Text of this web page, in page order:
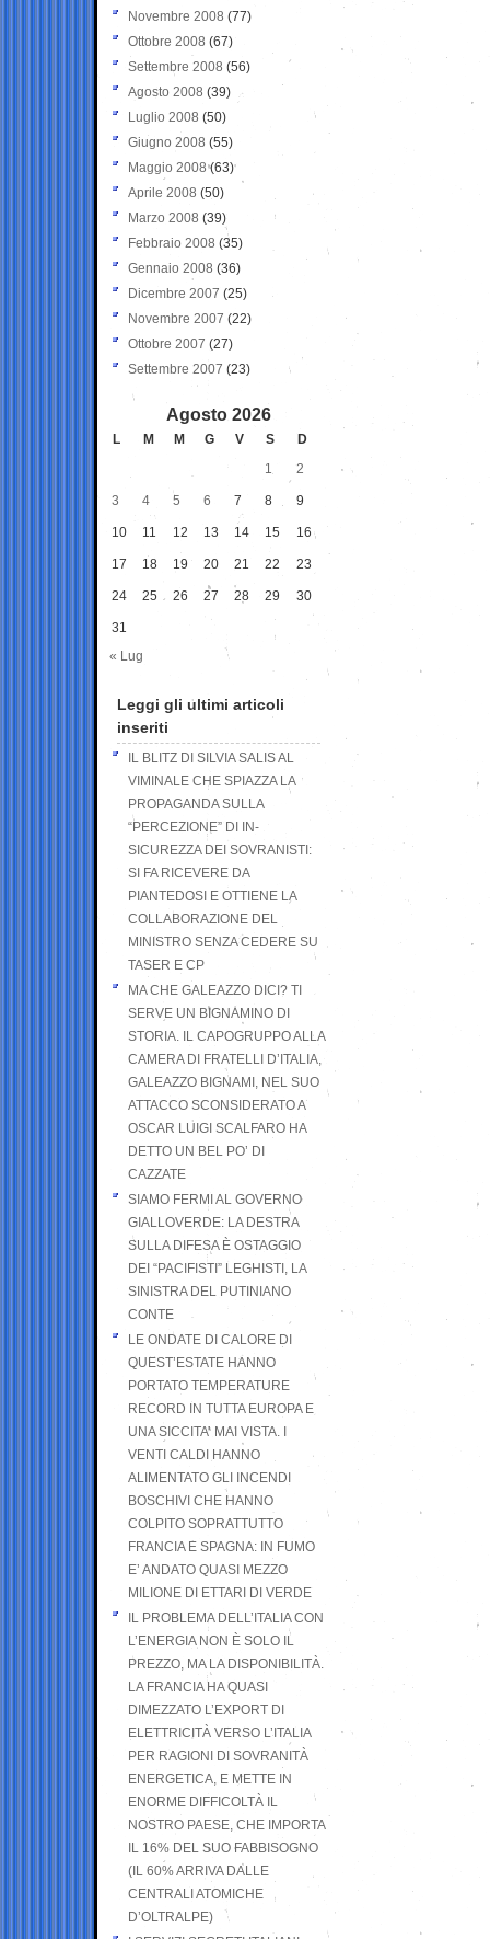
Novembre 2008 (77)
Ottobre 2008 (67)
Settembre 2008 (56)
Agosto 2008 (39)
Luglio 2008 (50)
Giugno 2008 (55)
Maggio 2008(63)
Aprile 2008 (50)
Marzo 2008 (39)
Febbraio 2008 (35)
Gennaio 2008 (36)
Dicembre 2007 (25)
Novembre 2007 (22)
Ottobre 2007 (27)
Settembre 2007 (23)
Agosto 2026
L M M G V S
D
1
2
3 4 5 6 7 8 9
10 11 12 13 14 15 16
17 18 19 20 21 22 23
24 25 26 27 28 29 30
31
« Lug
Leggi gli ultimi articoli
inseriti
IL BLITZ DI SILVIA SALIS AL
VIMINALE CHE SPIAZZA LA
PROPAGANDA SULLA
“PERCEZIONE” DI IN-
SICUREZZA DEI SOVRANISTI:
SI FA RICEVERE DA
PIANTEDOSI E OTTIENE LA
COLLABORAZIONE DEL
MINISTRO SENZA CEDERE SU
TASER E CP
MA CHE GALEAZZO DICI? TI
SERVE UN BIGNAMINO DI
STORIA. IL CAPOGRUPPO ALLA
CAMERA DI FRATELLI D’ITALIA,
GALEAZZO BIGNAMI, NEL SUO
ATTACCO SCONSIDERATO A
OSCAR LUIGI SCALFARO HA
DETTO UN BEL PO’ DI
CAZZATE
SIAMO FERMI AL GOVERNO
GIALLOVERDE: LA DESTRA
SULLA DIFESA È OSTAGGIO
DEI “PACIFISTI” LEGHISTI, LA
SINISTRA DEL PUTINIANO
CONTE
LE ONDATE DI CALORE DI
QUEST’ESTATE HANNO
PORTATO TEMPERATURE
RECORD IN TUTTA EUROPA E
UNA SICCITA’ MAI VISTA. I
VENTI CALDI HANNO
ALIMENTATO GLI INCENDI
BOSCHIVI CHE HANNO
COLPITO SOPRATTUTTO
FRANCIA E SPAGNA: IN FUMO
E’ ANDATO QUASI MEZZO
MILIONE DI ETTARI DI VERDE
IL PROBLEMA DELL’ITALIA CON
L’ENERGIA NON È SOLO IL
PREZZO, MA LA DISPONIBILITÀ.
LA FRANCIA HA QUASI
DIMEZZATO L’EXPORT DI
ELETTRICITÀ VERSO L’ITALIA
PER RAGIONI DI SOVRANITÀ
ENERGETICA, E METTE IN
ENORME DIFFICOLTÀ IL
NOSTRO PAESE, CHE IMPORTA
IL 16% DEL SUO FABBISOGNO
(IL 60% ARRIVA DALLE
CENTRALI ATOMICHE
D’OLTRALPE)